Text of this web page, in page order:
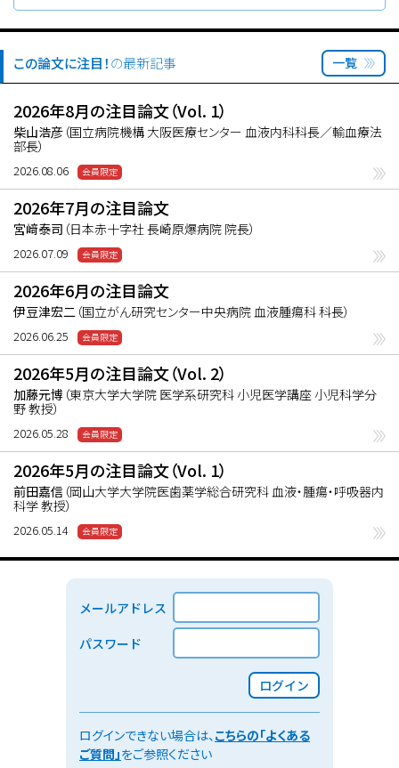
この論文に注目！の最新記事 一覧
2026年8月の注目論文（Vol. 1）
柴山浩彦 （国立病院機構 大阪医療センター 血液内科科長／輸血療法
部長）
2026.08.06
2026年7月の注目論文
宮﨑泰司 （日本赤十字社 長崎原爆病院 院長）
2026.07.09
2026年6月の注目論文
伊豆津宏二 （国立がん研究センター中央病院 血液腫瘍科 科長）
2026.06.25
2026年5月の注目論文（Vol. 2）
加藤元博 （東京大学大学院 医学系研究科 小児医学講座 小児科学分
野 教授）
2026.05.28
2026年5月の注目論文（Vol. 1）
前田嘉信 （岡山大学大学院医歯薬学総合研究科 血液・腫瘍・呼吸器内
科学 教授）
2026.05.14
メールアドレス
パスワード
ログイン
ログインできない場合は、こちらの「よくある
ご質問」をご参照ください